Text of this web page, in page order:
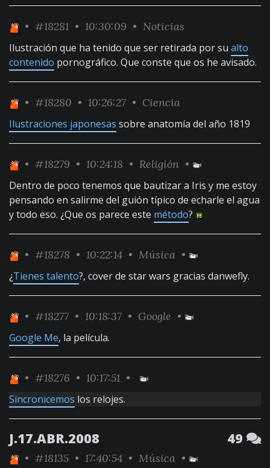
• #18281 • 10:30:09 • Noticias
Ilustración que ha tenido que ser retirada por su alto
contenido pornográfico. Que conste que os he avisado.
• #18280 • 10:26:27 • Ciencia
Ilustraciones japonesas sobre anatomía del año 1819
• #18279 • 10:24:18 • Religión •
Dentro de poco tenemos que bautizar a Iris y me estoy
pensando en salirme del guión típico de echarle el agua
y todo eso. ¿Que os parece este método?
• #18278 • 10:22:14 • Música •
¿Tienes talento?, cover de star wars gracias danwefly.
• #18277 • 10:18:37 • Google •
Google Me, la película.
• #18276 • 10:17:51 •
Sincronicemos los relojes.
J.17.ABR.2008 49
• #18135 • 17:40:54 • Música •